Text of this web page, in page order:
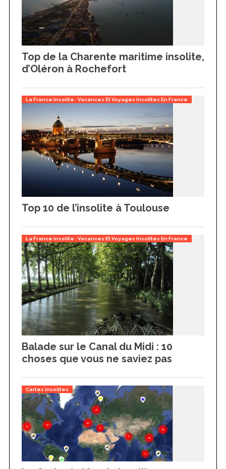
Top de la Charente maritime insolite,
d’Oléron à Rochefort
La France Insolite : Vacances Et Voyages Insolites En France
Top 10 de l’insolite à Toulouse
La France Insolite : Vacances Et Voyages Insolites En France
Balade sur le Canal du Midi : 10
choses que vous ne saviez pas
Cartes Insolites